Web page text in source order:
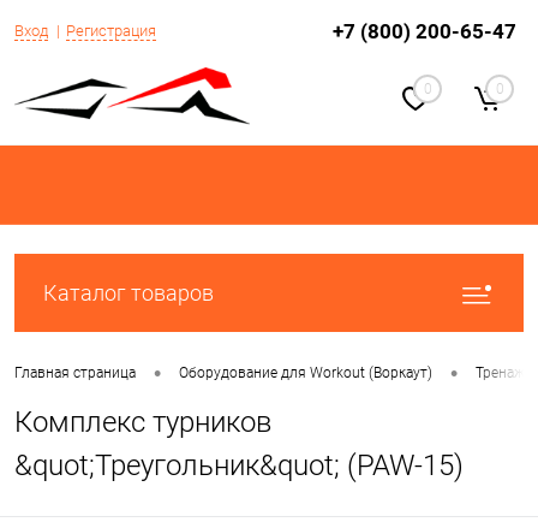
Вход Регистрация +7 (800) 200-65-47
0 0
Каталог товаров
Главная страница • Оборудование для Workout (Воркаут) •
Комплекс турников
&quot;Треугольник&quot; (PAW-15)